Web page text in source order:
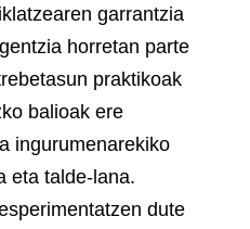
garrantzia
horretan parte
praktikoak
balioak ere
ingurumenarekiko
eta talde-lana.
dute